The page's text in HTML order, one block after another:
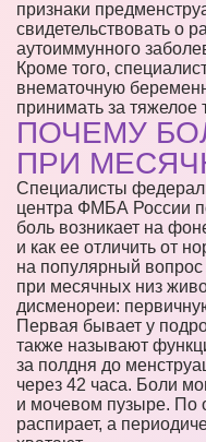
признаки
свидетельствовать о
аутоиммунного
Кроме того,
внематочную
принимать за
ПОЧЕМУ
ПРИ
Специалисты
центра ФМБА России
боль возникает на
и как ее отличить от
на популярный
при месячных низ
дисменореи:
Первая бывает у
также называют
за полдня до
через 42 часа. Боли
и мочевом пузыре. По
распирает, а